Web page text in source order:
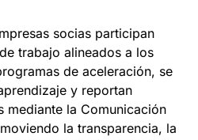
socias participan
trabajo alineados a los
de aceleración, se
y reportan
mediante la Comunicación
la transparencia, la